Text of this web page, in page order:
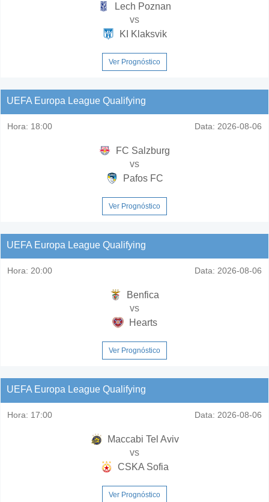
Lech Poznan
vs
KI Klaksvik
Ver Prognóstico
UEFA Europa League Qualifying
Hora: 18:00 Data: 2026-08-06
FC Salzburg
vs
Pafos FC
Ver Prognóstico
UEFA Europa League Qualifying
Hora: 20:00 Data: 2026-08-06
Benfica
vs
Hearts
Ver Prognóstico
UEFA Europa League Qualifying
Hora: 17:00 Data: 2026-08-06
Maccabi Tel Aviv
vs
CSKA Sofia
Ver Prognóstico